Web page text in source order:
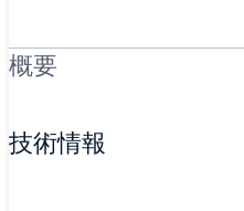
概要
技術情報